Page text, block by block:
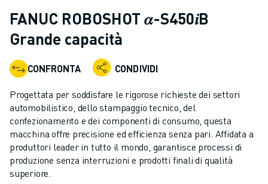
GAMMA ROBOTICA
CONTROLLER PER ROBOT
SOFTWARE ROBOTICO
PRODOTTI DI ROBOTICA PER EDUCATION
AUTOMAZIONE ROBOTICA
ROBOT DI SALDATURA AD ARCO
ROBOT ANTROPOMORFI
SERIE ARC MATE
SERIE M-900
FANUC ROBOSHOT 𝛼-S450𝑖B
Grande capacità
CONFRONTA CONDIVIDI
Progettata per soddisfare le rigorose richieste dei settori
automobilistico, dello stampaggio tecnico, del
confezionamento e dei componenti di consumo, questa
macchina offre precisione ed efficienza senza pari. Affidata a
produttori leader in tutto il mondo, garantisce processi di
produzione senza interruzioni e prodotti finali di qualità
superiore.